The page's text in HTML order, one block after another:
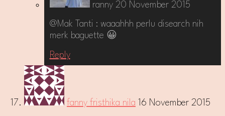
ranny 20 November 2015
@Mak Tanti : waaahhh perlu disearch nih
merk baguette 😀
Reply
fanny fristhika nila 16 November 2015